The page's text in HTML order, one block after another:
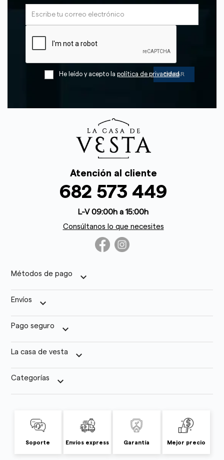
He leído y acepto la política de privacidad
Atención al cliente
682 573 449
L-V 09:00h a 15:00h
Consúltanos lo que necesites
Métodos de pago keyboard_arrow_down
Envíos keyboard_arrow_down
Pago seguro keyboard_arrow_down
La casa de vesta keyboard_arrow_down
Categorías keyboard_arrow_down
Soporte Envíos express Garantía Mejor precio